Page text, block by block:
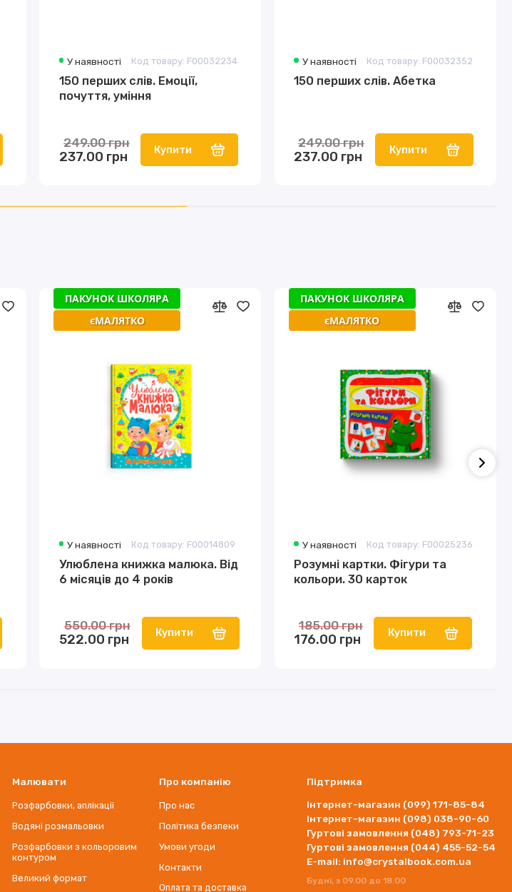
У наявності Код товару: F00032234
150 перших слів. Емоції,
почуття, уміння
237.00 грн
249.00 грн Купити
У наявності Код товару: F00032352
150 перших слів. Абетка
237.00 грн
249.00 грн Купити
У наявності Код товару: F00014809
Улюблена книжка малюка. Від
6 місяців до 4 років
ПАКУНОК ШКОЛЯРА
єМАЛЯТКО
522.00 грн
550.00 грн Купити
У наявності Код товару: F00025236
Розумні картки. Фігури та
кольори. 30 карток
ПАКУНОК ШКОЛЯРА
єМАЛЯТКО
176.00 грн
185.00 грн Купити
Малювати
Розфарбовки, аплікації
Водяні розмальовки
Розфарбовки з кольоровим
контуром
Великий формат
Про компанію
Про нас
Політика безпеки
Умови угоди
Контакти
Оплата та доставка
Підтримка
Інтернет-магазин (099) 171-85-84
Інтернет-магазин (098) 038-90-60
Гуртові замовлення (048) 793-71-23
Гуртові замовлення (044) 455-52-54
E-mail: info@crystalbook.com.ua
Будні, з 09.00 до 18.00